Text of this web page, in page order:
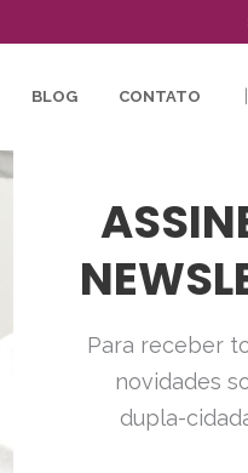
BLOG CONTATO |
Para receber
novidades
dupla-